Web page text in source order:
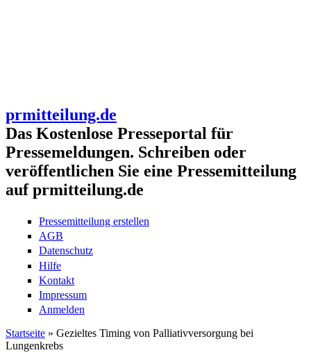
prmitteilung.de
Das Kostenlose Presseportal für
Pressemeldungen. Schreiben oder
veröffentlichen Sie eine Pressemitteilung
auf prmitteilung.de
Pressemitteilung erstellen
AGB
Datenschutz
Hilfe
Kontakt
Impressum
Anmelden
Sie sind hier
Startseite » Gezieltes Timing von Palliativversorgung bei
Lungenkrebs